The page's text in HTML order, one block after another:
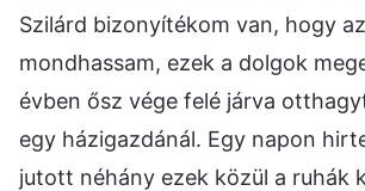
Szilárd bizonyítékom van, hogy
mondhassam, ezek a dolgok
évben ősz vége felé járva
egy házigazdánál. Egy napon
jutott néhány ezek közül a ruhák